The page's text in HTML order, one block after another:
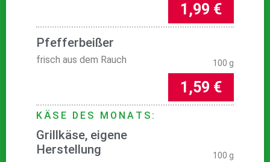
1,99 €
Pfefferbeißer
frisch aus dem Rauch 100 g
1,59 €
KÄSE DES MONATS:
Grillkäse, eigene
Herstellung
100 g